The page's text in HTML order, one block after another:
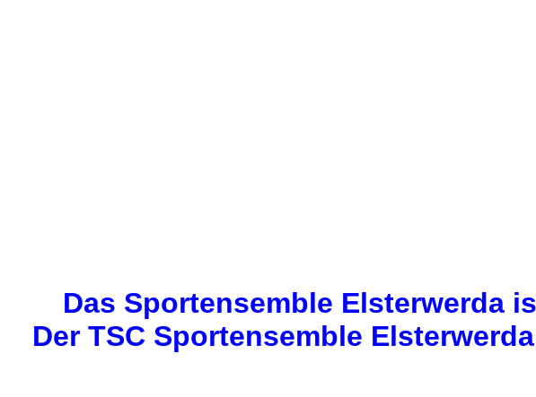
Das Sportensemble Elsterwerda
Der TSC Sportensemble